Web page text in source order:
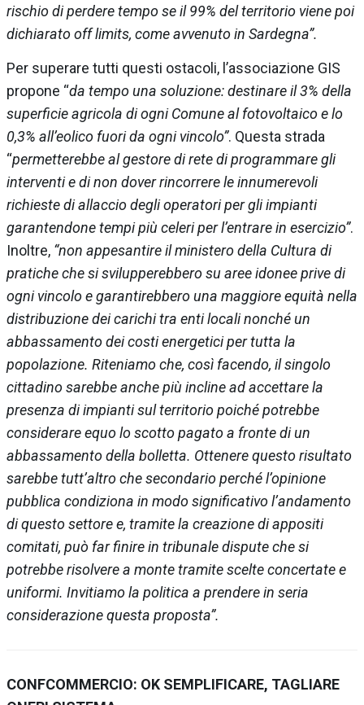
rischio di perdere tempo se il 99% del territorio viene poi
dichiarato off limits, come avvenuto in Sardegna”.
Per superare tutti questi ostacoli, l’associazione GIS
propone “da tempo una soluzione: destinare il 3% della
superficie agricola di ogni Comune al fotovoltaico e lo
0,3% all’eolico fuori da ogni vincolo”. Questa strada
“permetterebbe al gestore di rete di programmare gli
interventi e di non dover rincorrere le innumerevoli
richieste di allaccio degli operatori per gli impianti
garantendone tempi più celeri per l’entrare in esercizio”.
Inoltre, “non appesantire il ministero della Cultura di
pratiche che si svilupperebbero su aree idonee prive di
ogni vincolo e garantirebbero una maggiore equità nella
distribuzione dei carichi tra enti locali nonché un
abbassamento dei costi energetici per tutta la
popolazione. Riteniamo che, così facendo, il singolo
cittadino sarebbe anche più incline ad accettare la
presenza di impianti sul territorio poiché potrebbe
considerare equo lo scotto pagato a fronte di un
abbassamento della bolletta. Ottenere questo risultato
sarebbe tutt’altro che secondario perché l’opinione
pubblica condiziona in modo significativo l’andamento
di questo settore e, tramite la creazione di appositi
comitati, può far finire in tribunale dispute che si
potrebbe risolvere a monte tramite scelte concertate e
uniformi. Invitiamo la politica a prendere in seria
considerazione questa proposta”.
CONFCOMMERCIO: OK SEMPLIFICARE, TAGLIARE